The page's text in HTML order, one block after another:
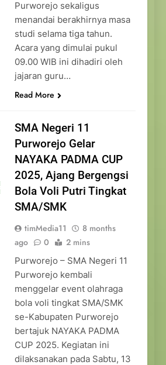
Purworejo sekaligus
menandai berakhirnya masa
studi selama tiga tahun.
Acara yang dimulai pukul
09.00 WIB ini dihadiri oleh
jajaran guru…
Read More
SMA Negeri 11
Purworejo Gelar
NAYAKA PADMA CUP
2025, Ajang Bergengsi
Bola Voli Putri Tingkat
SMA/SMK
timMedia11
8 months
ago
0 2 mins
Purworejo – SMA Negeri 11
Purworejo kembali
menggelar event olahraga
bola voli tingkat SMA/SMK
se-Kabupaten Purworejo
bertajuk NAYAKA PADMA
CUP 2025. Kegiatan ini
dilaksanakan pada Sabtu, 13